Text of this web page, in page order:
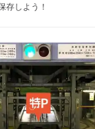
存しよう！